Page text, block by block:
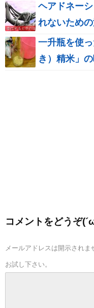
ヘアドネー
れないため
一升瓶を使
き）精米」
コメントをどうぞ
メールアドレスは開示され
お試し下さい。